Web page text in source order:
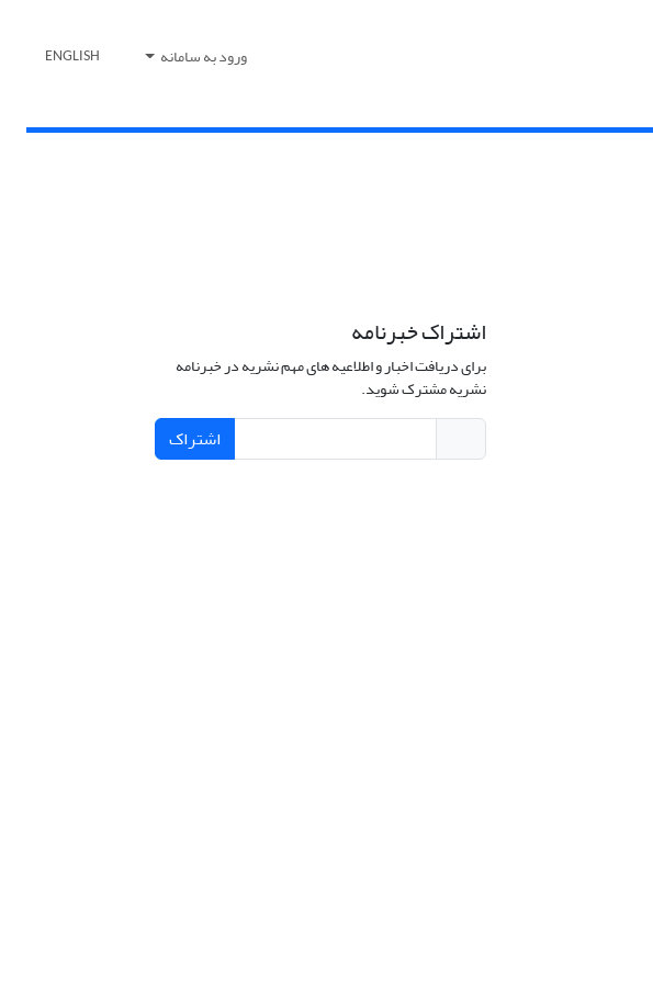
ورود به سامانه ENGLISH
اشتراک خبرنامه
برای دریافت اخبار و اطلاعیه های مهم نشریه در خبرنامه
نشریه مشترک شوید.
اشتراک